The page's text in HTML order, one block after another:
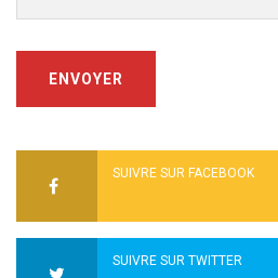
ENVOYER
SUIVRE SUR FACEBOOK
SUIVRE SUR TWITTER